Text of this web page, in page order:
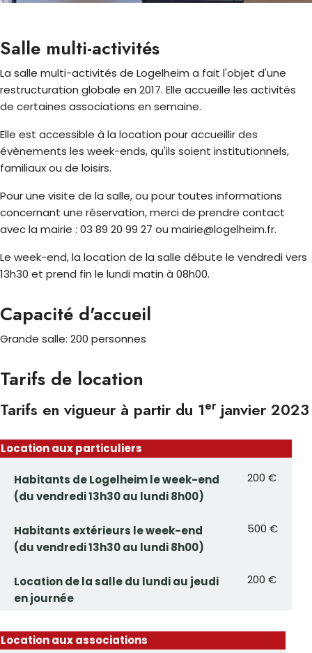
Salle multi-activités
La salle multi-activités de Logelheim a fait l'objet d'une
restructuration globale en 2017. Elle accueille les activités
de certaines associations en semaine.
Elle est accessible à la location pour accueillir des
évènements les week-ends, qu'ils soient institutionnels,
familiaux ou de loisirs.
Pour une visite de la salle, ou pour toutes informations
concernant une réservation, merci de prendre contact
avec la mairie : 03 89 20 99 27 ou mairie@logelheim.fr.
Le week-end, la location de la salle débute le vendredi vers
13h30 et prend fin le lundi matin à 08h00.
Capacité d'accueil
Grande salle: 200 personnes
Tarifs de location
Tarifs en vigueur à partir du 1erjanvier 2023
Location aux particuliers
Habitants de Logelheim le week-end
(du vendredi 13h30 au lundi 8h00)
200 €
Habitants extérieurs le week-end
(du vendredi 13h30 au lundi 8h00)
500 €
Location de la salle du lundi au jeudi
en journée
200 €
Location aux associations